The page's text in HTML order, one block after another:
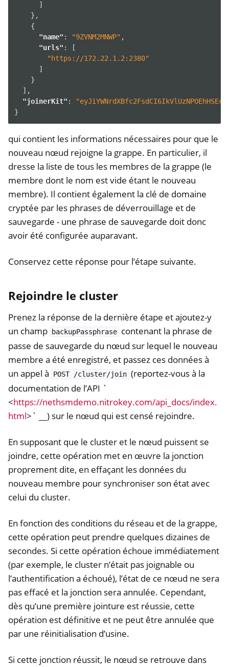
]
},
{
"name" : "9ZVNM2MNWP" ,
"urls" :
[
"https://172.22.1.2:2380"
]
}
],
"joinerKit" :
}
qui contient les informations nécessaires pour que le
nouveau nœud rejoigne la grappe. En particulier, il
dresse la liste de tous les membres de la grappe (le
membre dont le nom est vide étant le nouveau
membre). Il contient également la clé de domaine
cryptée par les phrases de déverrouillage et de
sauvegarde - une phrase de sauvegarde doit donc
avoir été configurée auparavant.
Conservez cette réponse pour l’étape suivante.
Rejoindre le cluster
Prenez la réponse de la dernière étape et ajoutez-y
un champ
backupPassphrase contenant la phrase de
passe de sauvegarde du nœud sur lequel le nouveau
membre a été enregistré, et passez ces données à
un appel à
POST /cluster/join (reportez-vous à la
documentation de l’API `
<https://nethsmdemo.nitrokey.com/api_docs/index.
html>` __) sur le nœud qui est censé rejoindre.
En supposant que le cluster et le nœud puissent se
joindre, cette opération met en œuvre la jonction
proprement dite, en effaçant les données du
nouveau membre pour synchroniser son état avec
celui du cluster.
En fonction des conditions du réseau et de la grappe,
cette opération peut prendre quelques dizaines de
secondes. Si cette opération échoue immédiatement
(par exemple, le cluster n’était pas joignable ou
l’authentification a échoué), l’état de ce nœud ne sera
pas effacé et la jonction sera annulée. Cependant,
dès qu’une première jointure est réussie, cette
opération est définitive et ne peut être annulée que
par une réinitialisation d’usine.
Si cette jonction réussit, le nœud se retrouve dans